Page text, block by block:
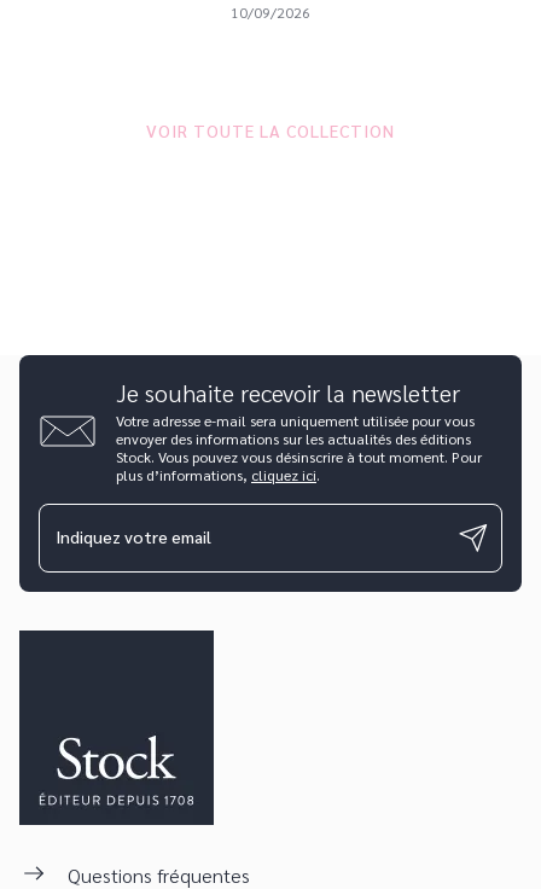
10/09/2026
VOIR TOUTE LA COLLECTION
Je souhaite recevoir la newsletter
Votre adresse e-mail sera uniquement utilisée pour vous
envoyer des informations sur les actualités des éditions
Stock. Vous pouvez vous désinscrire à tout moment. Pour
plus d’informations, cliquez ici.
Indiquez votre email
Questions fréquentes